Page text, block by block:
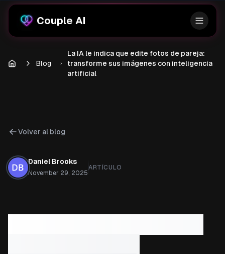
Couple AI
Blog
La IA le indica que edite fotos de pareja:
transforme sus imágenes con inteligencia
artificial
Volver al blog
Daniel Brooks
November 29, 2025
ARTÍCULO